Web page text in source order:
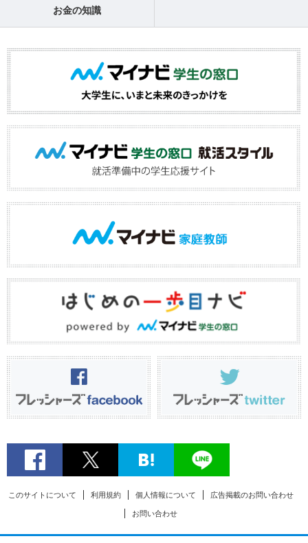
お金の知識
このサイトについて 利用規約 個人情報について 広告掲載のお問い合わせ
お問い合わせ